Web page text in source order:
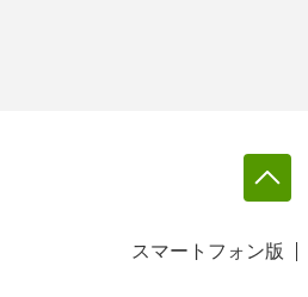
スマートフォン版